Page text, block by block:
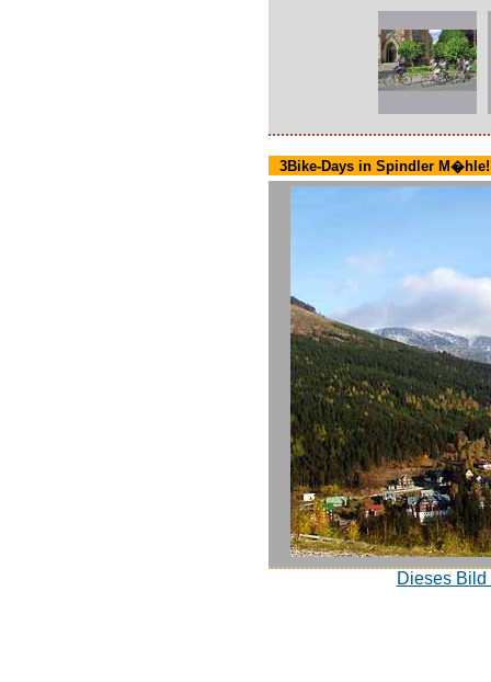
3Bike-Days in Spindler M�hle!
Dieses Bild